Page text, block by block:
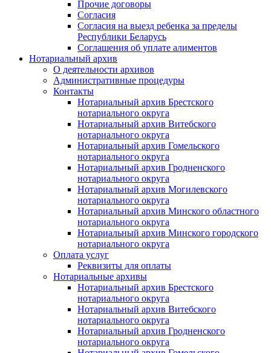
Прочие договоры
Согласия
Согласия на выезд ребенка за пределы
Республики Беларусь
Соглашения об уплате алиментов
Нотариальный архив
О деятельности архивов
Административные процедуры
Контакты
Нотариальный архив Брестского
нотариального округа
Нотариальный архив Витебского
нотариального округа
Нотариальный архив Гомельского
нотариального округа
Нотариальный архив Гродненского
нотариального округа
Нотариальный архив Могилевского
нотариального округа
Нотариальный архив Минского областного
нотариального округа
Нотариальный архив Минского городского
нотариального округа
Оплата услуг
Реквизиты для оплаты
Нотариальные архивы
Нотариальный архив Брестского
нотариального округа
Нотариальный архив Витебского
нотариального округа
Нотариальный архив Гродненского
нотариального округа